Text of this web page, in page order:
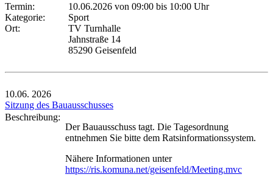
Termin:
10.06.2026 von 09:00 bis 10:00 Uhr
Kategorie:
Sport
Ort:
TV Turnhalle
Jahnstraße 14
85290 Geisenfeld
10.06. 2026
Sitzung des Bauausschusses
Beschreibung:
Der Bauausschuss tagt. Die Tagesordnung
entnehmen Sie bitte dem Ratsinformationssystem.
Nähere Informationen unter
https://ris.komuna.net/geisenfeld/Meeting.mvc